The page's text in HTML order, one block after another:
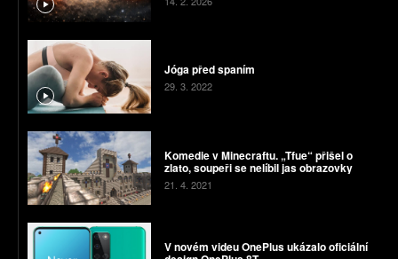
Jóga před spaním
29. 3. 2022
Komedie v Minecraftu. „Tfue“ přišel o
zlato, soupeři se nelíbil jas obrazovky
21. 4. 2021
V novém videu OnePlus ukázalo oficiální